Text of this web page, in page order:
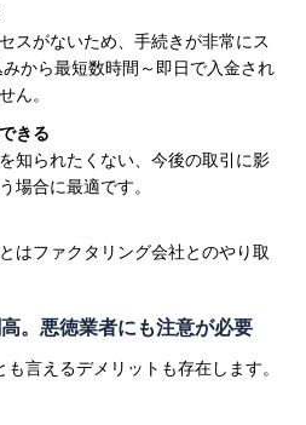
スがないため、手続きが非常にス
から最短数時間～即日で入金され
ん。
きる
知られたくない、今後の取引に影
場合に最適です。
はファクタリング会社とのやり取
。悪徳業者にも注意が必要
言えるデメリットも存在します。